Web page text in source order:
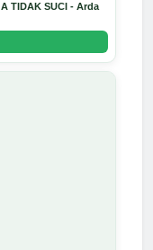
TIDAK SUCI - Arda